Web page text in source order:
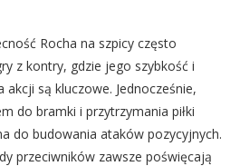
Rocha na szpicy często
z kontry, gdzie jego szybkość i
są kluczowe. Jednocześnie,
do bramki i przytrzymania piłki
do budowania ataków pozycyjnych.
przeciwników zawsze poświęcają